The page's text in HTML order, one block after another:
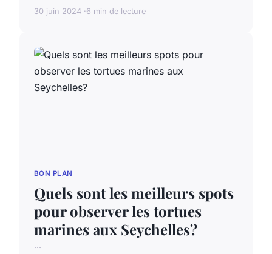
30 juin 2024 6 min de lecture
BON PLAN
Quels sont les meilleurs spots
pour observer les tortues
marines aux Seychelles?
...